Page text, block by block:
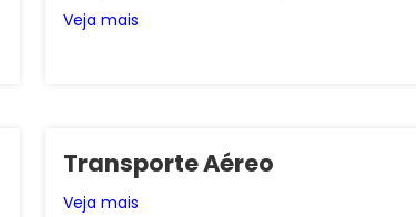
Veja mais
Transporte Aéreo
Veja mais